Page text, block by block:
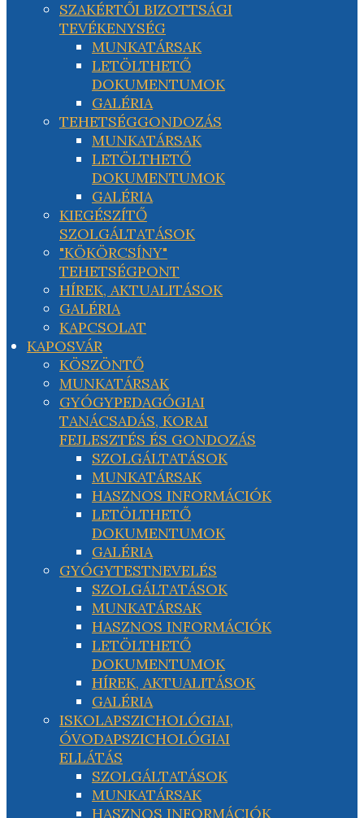
SZAKÉRTŐI BIZOTTSÁGI
TEVÉKENYSÉG
MUNKATÁRSAK
LETÖLTHETŐ
DOKUMENTUMOK
GALÉRIA
TEHETSÉGGONDOZÁS
MUNKATÁRSAK
LETÖLTHETŐ
DOKUMENTUMOK
GALÉRIA
KIEGÉSZÍTŐ
SZOLGÁLTATÁSOK
"KÖKÖRCSÍNY"
TEHETSÉGPONT
HÍREK, AKTUALITÁSOK
GALÉRIA
KAPCSOLAT
KAPOSVÁR
KÖSZÖNTŐ
MUNKATÁRSAK
GYÓGYPEDAGÓGIAI
TANÁCSADÁS, KORAI
FEJLESZTÉS ÉS GONDOZÁS
SZOLGÁLTATÁSOK
MUNKATÁRSAK
HASZNOS INFORMÁCIÓK
LETÖLTHETŐ
DOKUMENTUMOK
GALÉRIA
GYÓGYTESTNEVELÉS
SZOLGÁLTATÁSOK
MUNKATÁRSAK
HASZNOS INFORMÁCIÓK
LETÖLTHETŐ
DOKUMENTUMOK
HÍREK, AKTUALITÁSOK
GALÉRIA
ISKOLAPSZICHOLÓGIAI,
ÓVODAPSZICHOLÓGIAI
ELLÁTÁS
SZOLGÁLTATÁSOK
MUNKATÁRSAK
HASZNOS INFORMÁCIÓK